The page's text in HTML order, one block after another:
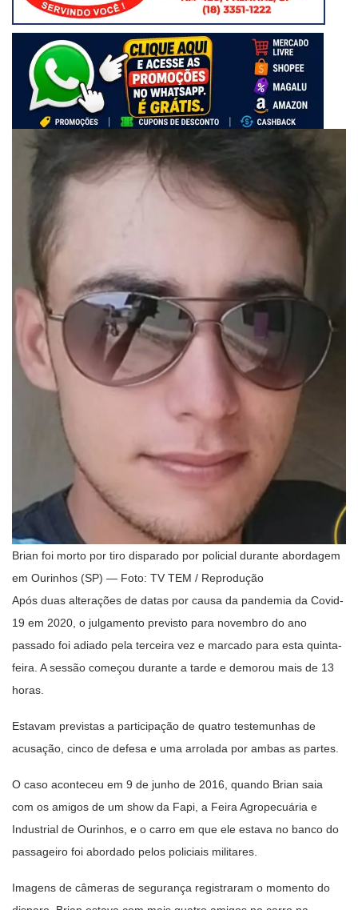
Brian foi morto por tiro disparado por policial durante abordagem
em Ourinhos (SP) — Foto: TV TEM / Reprodução
Após duas alterações de datas por causa da pandemia da Covid-
19 em 2020, o julgamento previsto para novembro do ano
passado foi adiado pela terceira vez e marcado para esta quinta-
feira. A sessão começou durante a tarde e demorou mais de 13
horas.
Estavam previstas a participação de quatro testemunhas de
acusação, cinco de defesa e uma arrolada por ambas as partes.
O caso aconteceu em 9 de junho de 2016, quando Brian saia
com os amigos de um show da Fapi, a Feira Agropecuária e
Industrial de Ourinhos, e o carro em que ele estava no banco do
passageiro foi abordado pelos policiais militares.
Imagens de câmeras de segurança registraram o momento do